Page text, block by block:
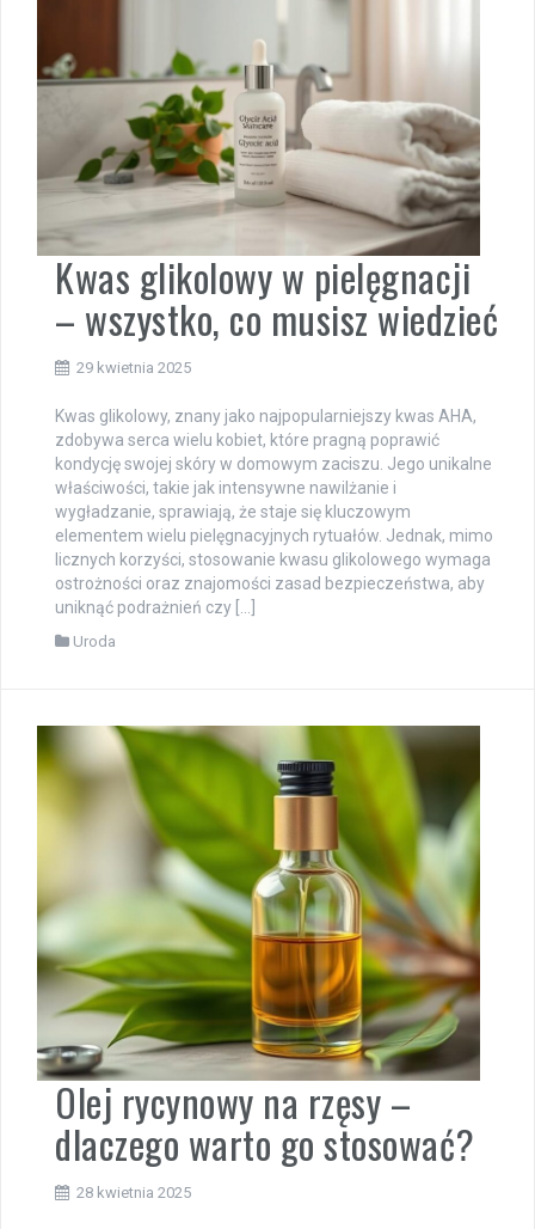
Kwas glikolowy w pielęgnacji
– wszystko, co musisz wiedzieć
29 kwietnia 2025
Kwas glikolowy, znany jako najpopularniejszy kwas AHA,
zdobywa serca wielu kobiet, które pragną poprawić
kondycję swojej skóry w domowym zaciszu. Jego unikalne
właściwości, takie jak intensywne nawilżanie i
wygładzanie, sprawiają, że staje się kluczowym
elementem wielu pielęgnacyjnych rytuałów. Jednak, mimo
licznych korzyści, stosowanie kwasu glikolowego wymaga
ostrożności oraz znajomości zasad bezpieczeństwa, aby
uniknąć podrażnień czy […]
Uroda
Olej rycynowy na rzęsy –
dlaczego warto go stosować?
28 kwietnia 2025